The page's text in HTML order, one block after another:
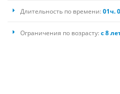
Длительность по времени:01ч.
Ограничения по возрасту:с 8